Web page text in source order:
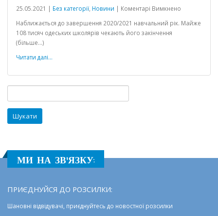
25.05.2021 | Без категорії, Новини | Коментарі Вимкнено
закінчення
Наближається до завершення 2020/2021 навчальний рік. Майже
108 тисяч одеських школярів чекають його закінчення
(більше…)
Читати далі...
МИ НА ЗВ'ЯЗКУ:
ПРИЄДНУЙСЯ ДО РОЗСИЛКИ:
Шановні відвідувачі, приєднуйтесь до новостної розсилки